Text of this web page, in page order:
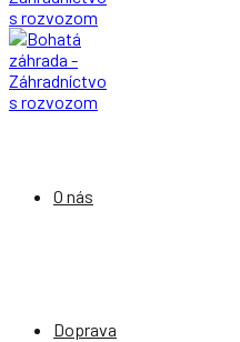
O nás
Doprava